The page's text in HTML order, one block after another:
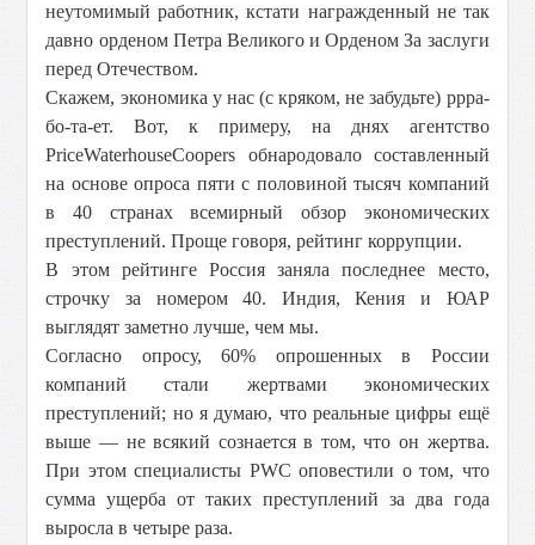
неутомимый работник, кстати награжденный не так
давно орденом Петра Великого и Орденом За заслуги
перед Отечеством.
Скажем, экономика у нас (с кряком, не забудьте) ррра-
бо-та-ет. Вот, к примеру, на днях агентство
PriceWaterhouseCoopers обнародовало составленный
на основе опроса пяти с половиной тысяч компаний
в 40 странах всемирный обзор экономических
преступлений. Проще говоря, рейтинг коррупции.
В этом рейтинге Россия заняла последнее место,
строчку за номером 40. Индия, Кения и ЮАР
выглядят заметно лучше, чем мы.
Согласно опросу, 60% опрошенных в России
компаний стали жертвами экономических
преступлений; но я думаю, что реальные цифры ещё
выше — не всякий сознается в том, что он жертва.
При этом специалисты PWC оповестили о том, что
сумма ущерба от таких преступлений за два года
выросла в четыре раза.